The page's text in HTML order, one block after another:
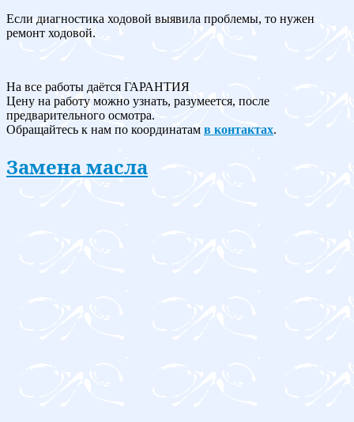
Если диагностика ходовой выявила проблемы, то нужен
ремонт ходовой.
На все работы даётся ГАРАНТИЯ
Цену на работу можно узнать, разумеется, после
предварительного осмотра.
Обращайтесь к нам по координатам в контактах.
Замена масла